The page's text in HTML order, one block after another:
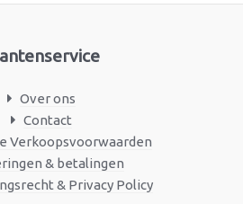
Over ons
Contact
Verkoopsvoorwaarden
& betalingen
& Privacy Policy